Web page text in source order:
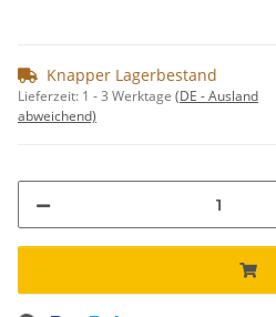
Knapper Lagerbestand
Lieferzeit: 1 - 3 Werktage (DE - Ausland
abweichend)